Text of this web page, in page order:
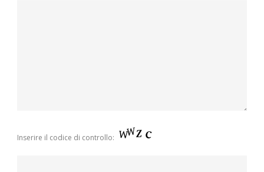
Inserire il codice di controllo: